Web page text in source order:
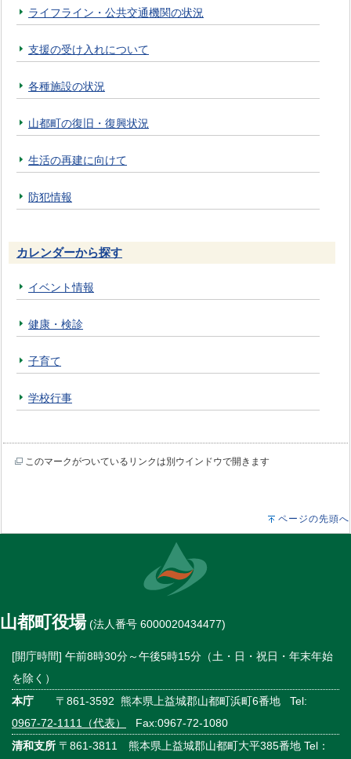
ライフライン・公共交通機関の状況
支援の受け入れについて
各種施設の状況
山都町の復旧・復興状況
生活の再建に向けて
防犯情報
カレンダーから探す
イベント情報
健康・検診
子育て
学校行事
このマークがついているリンクは別ウインドウで開きます
ページの先頭へ
山都町役場(法人番号 6000020434477)
[開庁時間] 午前8時30分～午後5時15分（土・日・祝日・年末年始
を除く）
本庁 〒861-3592 熊本県上益城郡山都町浜町6番地 Tel:
0967-72-1111（代表）
Fax:0967-72-1080
清和支所 〒861-3811 熊本県上益城郡山都町大平385番地 Tel：